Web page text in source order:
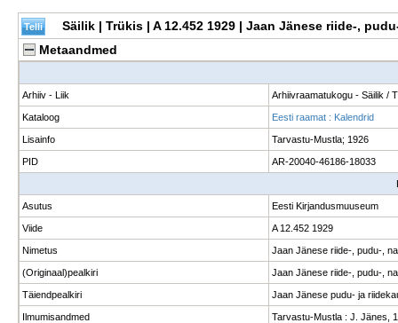
Säilik | Trükis | A 12.452 1929 | Jaan Jänese riide-,
Metaandmed
Arhiiv - Liik Arhiivraamatukogu - Säilik /
Kataloog Eesti raamat : Kalendrid
Lisainfo Tarvastu-Mustla; 1926
PID AR-20040-46186-18033
Asutus Eesti Kirjandusmuuseum
Viide A 12.452 1929
Nimetus Jaan Jänese riide-, pudu-,
(Originaal)pealkiri Jaan Jänese riide-, pudu-,
Täiendpealkiri Jaan Jänese pudu- ja
Ilmumisandmed Tarvastu-Mustla : J. Jänes,